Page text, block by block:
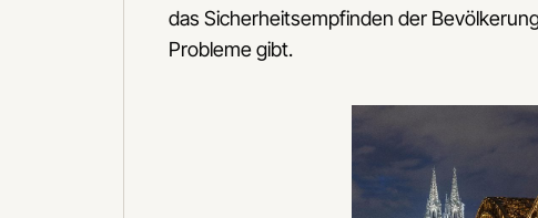
das Sicherheitsempfinden der
Probleme gibt.